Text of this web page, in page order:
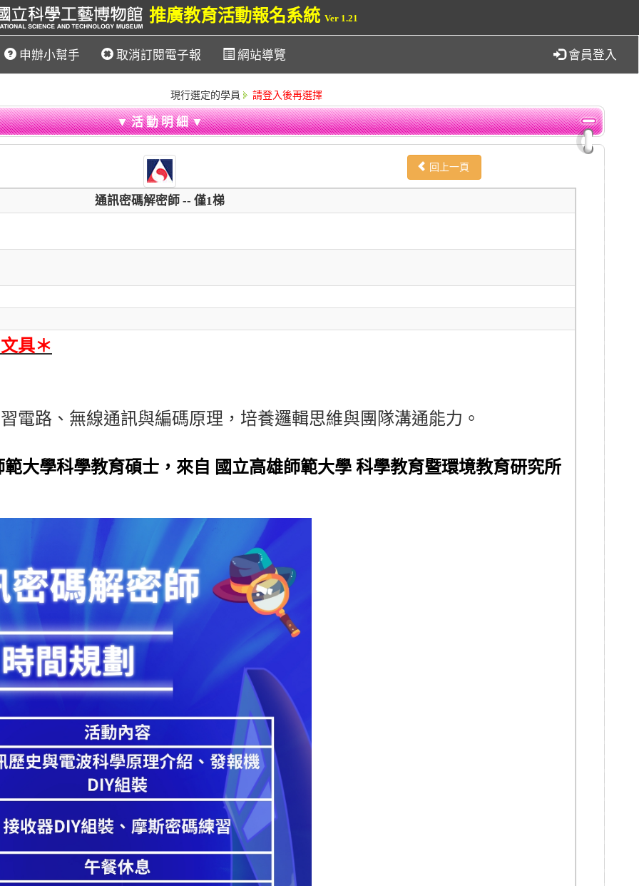
推廣教育活動報名系統 Ver 1.21
申辦小幫手 取消訂閱電子報 網站導覽 會員登入
現行選定的學員 請登入後再選擇
▼ 活 動 明 細 ▼
回上一頁
通訊密碼解密師 -- 僅1梯
具＊
電路、無線通訊與編碼原理，培養邏輯思維與團隊溝通能⼒。
大學科學教育碩士，來自 國立高雄師範大學 科學教育暨環境教育研究所